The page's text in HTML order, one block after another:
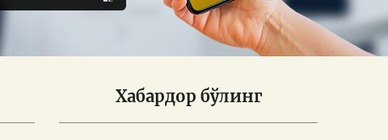
Хабардор бўлинг